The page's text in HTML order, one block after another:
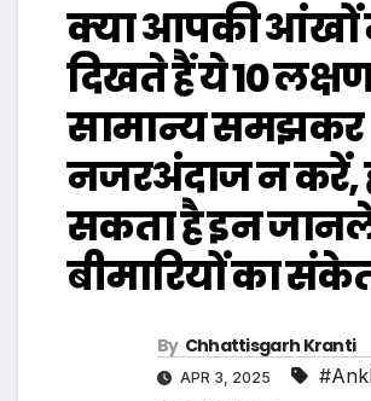
क्या आपकी आंखों
दिखते हैं ये 10
सामान्य समझकर
नजरअंदाज न करें,
सकता है इन
बीमारियों का
By Chhattisgarh Kranti
APR 3, 2025